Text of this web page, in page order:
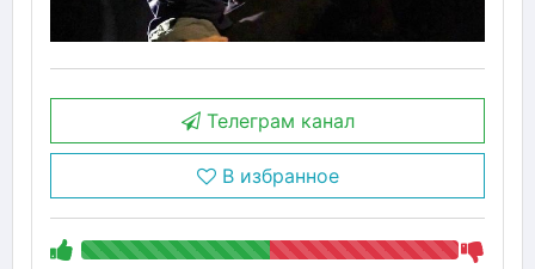
Телеграм канал
В избранное